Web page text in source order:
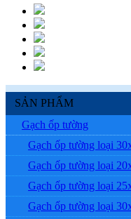
SẢN PHẨM
Gạch ốp tường
Gạch ốp tường loại
Gạch ốp tường loại
Gạch ốp tường loại
Gạch ốp tường loại